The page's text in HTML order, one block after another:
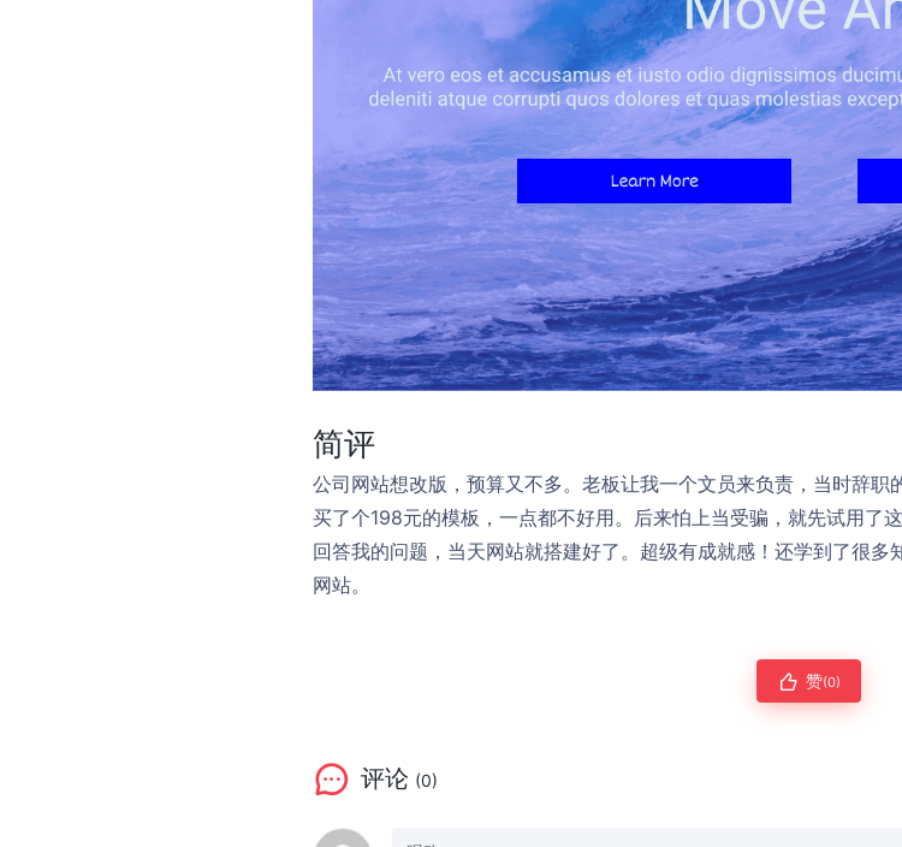
简评
公司网站想改版，预算又不多。老板让我一个文员来负责，当时辞
买了个198元的模板，一点都不好用。后来怕上当受骗，就先试用了
回答我的问题，当天网站就搭建好了。超级有成就感！还学到了很
网站。
赞(0)
评论 (0)